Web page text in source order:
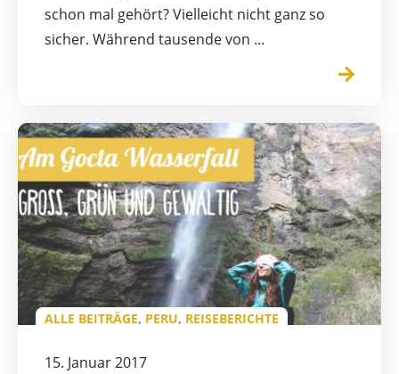
schon mal gehört? Vielleicht nicht ganz so
sicher. Während tausende von ...
ALLE BEITRÄGE, PERU, REISEBERICHTE
15. Januar 2017